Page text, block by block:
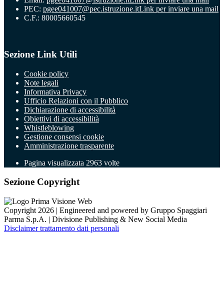
PEC: pgee041007@pec.istruzione.itLink per inviare una mail
C.F.: 80005660545
Sezione Link Utili
Cookie policy
Note legali
Informativa Privacy
Ufficio Relazioni con il Pubblico
Dichiarazione di accessibilità
Obiettivi di accessibilità
Whistleblowing
Gestione consensi cookie
Amministrazione trasparente
Pagina visualizzata 2963 volte
Sezione Copyright
Copyright 2026 | Engineered and powered by Gruppo Spaggiari
Parma S.p.A. | Divisione Publishing & New Social Media
Disclaimer trattamento dati personali